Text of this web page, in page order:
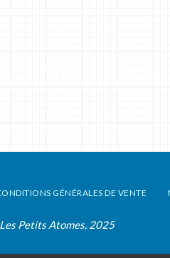
GÉNÉRALES DE VENTE
Petits Atomes, 2025